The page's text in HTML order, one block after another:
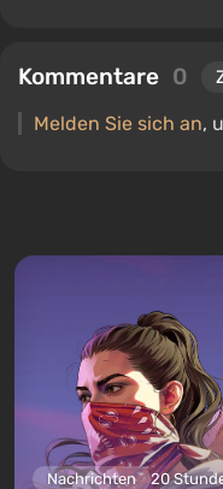
Kommentare 0
Melden Sie sich an,
Nachrichten 20